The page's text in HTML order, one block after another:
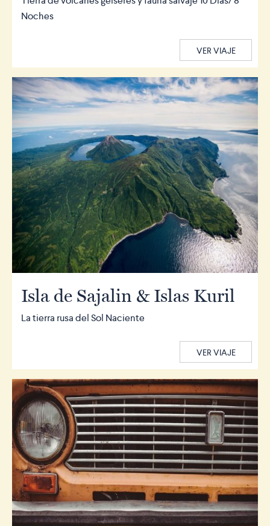
Noches
VER VIAJE
Isla de Sajalin & Islas Kuril
La tierra rusa del Sol Naciente
VER VIAJE